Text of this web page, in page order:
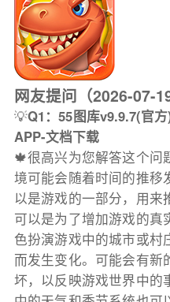
网友提问（2026-07-
💡Q1：55图库v9.9.7(官
APP-文档下载
🍁很高兴为您解答这个问
境可能会随着时间的推移
以是游戏的一部分，用来
可以是为了增加游戏的真
色扮演游戏中的城市或村
而发生变化。可能会有新
坏，以反映游戏世界中的